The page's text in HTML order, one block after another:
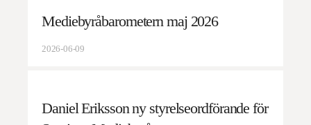
Mediebyråbarometern maj 2026
2026-06-09
Daniel Eriksson ny styrelseordförande för